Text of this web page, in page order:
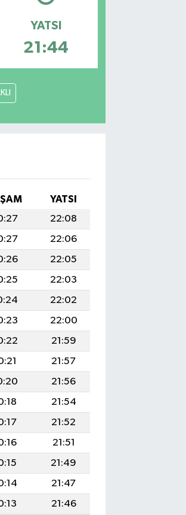
YATSI
21:44
YATSI
22:08
22:06
22:05
22:03
22:02
22:00
21:59
21:57
21:56
21:54
21:52
21:51
21:49
21:47
21:46